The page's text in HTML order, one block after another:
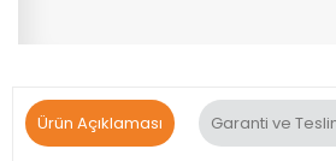
Ürün Açıklaması Garanti ve